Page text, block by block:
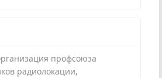
профсоюза
радиолокации,